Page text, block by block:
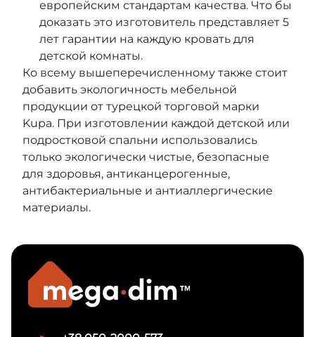
европейским стандартам качества. Что бы
доказать это изготовитель представляет 5
лет гарантии на каждую кровать для
детской комнаты.
Ко всему вышеперечисленному также стоит
добавить экологичность мебельной
продукции от турецкой торговой марки
Kupa. При изготовлении каждой детской или
подростковой спальни использовались
только экологически чистые, безопасные
для здоровья, антиканцерогенные,
антибактериальные и антиаллергические
материалы.